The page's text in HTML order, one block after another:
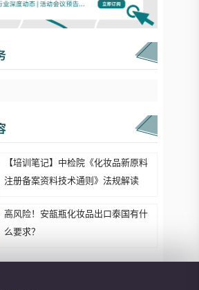
【培训笔记】中检院《化妆品新原料
注册备案资料技术通则》法规解读
高风险！安瓿瓶化妆品出口泰国有什
么要求？